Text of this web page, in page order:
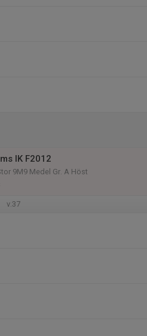
IK F2012
9M9 Medel Gr. A Höst
v.37